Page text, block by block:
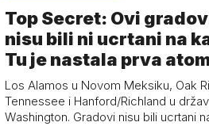
Top Secret: Ovi
nisu bili ni ucrtani na
Tu je nastala prva
Los Alamos u Novom Meksiku, Oak
Tennessee i Hanford/Richland u
Washington. Gradovi nisu bili ucrtani